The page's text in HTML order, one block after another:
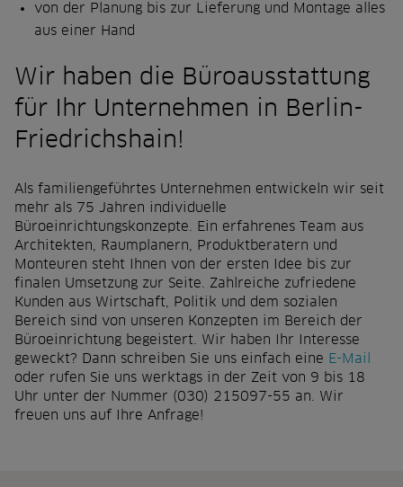
von der Planung bis zur Lieferung und Montage alles
aus einer Hand
Wir haben die Büroausstattung
für Ihr Unternehmen in Berlin-
Friedrichshain!
Als familiengeführtes Unternehmen entwickeln wir seit
mehr als 75 Jahren individuelle
Büroeinrichtungskonzepte. Ein erfahrenes Team aus
Architekten, Raumplanern, Produktberatern und
Monteuren steht Ihnen von der ersten Idee bis zur
finalen Umsetzung zur Seite. Zahlreiche zufriedene
Kunden aus Wirtschaft, Politik und dem sozialen
Bereich sind von unseren Konzepten im Bereich der
Büroeinrichtung begeistert. Wir haben Ihr Interesse
geweckt? Dann schreiben Sie uns einfach eine E-Mail
oder rufen Sie uns werktags in der Zeit von 9 bis 18
Uhr unter der Nummer (030) 215097-55 an. Wir
freuen uns auf Ihre Anfrage!